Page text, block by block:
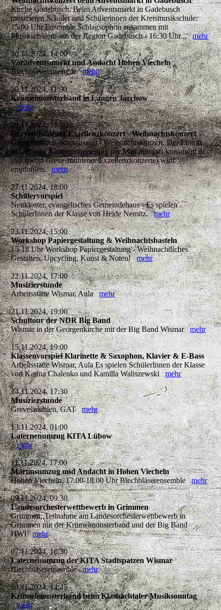
Kirche Gadebusch, Beim Adventsmarkt in Gadebusch
musizieren Schüler und Schülerinnen der Kreismusikschule:
15:00 Uhr Ensemble Schlagsophon zusammen mit
Musikschülern aus der Region Gadebusch - 16:30 Uhr...mehr
30.11.2024, 14:00
Voradventsmarkt und Andacht Hohen Viecheln
Blechbläserensemblemehr
30.11.2024, 11:00
Krümelmonsterband in Langen Jarchow
mehr
29.11.2024, 19:00
Grevesmühlener Exzellenzkonzert - Weihnachtskonzert
Grevesmühlen, Rathaussaal - Weihnachtskonzert. Der Eintritt
ist frei, eine Kartenreservierung per Mail info (at) kms-nwm.de
(Stichwort Grevesmühlener Exzellenzkonzerte) wird
empfohlen.mehr
27.11.2024, 18:00
Schülervorspiel
Neukloster, evangelisches Gemeindehaus - Es spielen
SchülerInnen der Klasse von Heide Nemitz.mehr
23.11.2024, 15:00
Workshop Papiergestaltung & Weihnachtsbasteln
15-18 Uhr Workshop Papiergestaltung - Weihnachtliches
Gestalten, Upcycling, Kunst & Noten!mehr
22.11.2024, 17:00
Musizierstunde
Arbeitsstätte Wismar, Aulamehr
21.11.2024, 19:00
Schultour der NDR Big Band
Wismar in der Georgenkirche mit der Big Band Wismarmehr
15.11.2024, 19:00
Klassenvorspiel Klarinette & Saxophon, Klavier & E-Bass
Arbeitsstätte Wismar, Aula Es spielen SchülerInnen der Klasse
von Karina Chalenko und Kamilla Waliszewskimehr
14.11.2024, 17:30
Musizierstunde
Grevesmühlen, GATmehr
13.11.2024, 01:00
Laternenumzug KITA Lübow
mehr
11.11.2024, 17:00
Martinsumzug und Andacht in Hohen Viecheln
Hohen Viecheln, 17.00-18.00 Uhr Blechbläserensemblemehr
09.11.2024, 09:30
Landesorchesterwettbewerb in Grimmen
Grimmen, Teilnahme am Landesorchesterwettbewerb in
Grimmen mit der Krümelmonsterband und der Big Band
HWImehr
07.11.2024, 16:30
Laternenumzug der KITA Stadtspatzen Wismar
Blechbläserensemblemehr
03.11.2024, 14:45
Krümelmonsterband beim Klasbachtaler Musiksonntag
mehr